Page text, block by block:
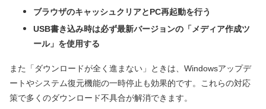
ブラウザのキャッシュクリアとPC再起動を行う
USB書き込み時は必ず最新バージョンの「メディア作成ツ
ール」を使用する
また「ダウンロードが全く進まない」ときは、Windowsアップデ
ートやシステム復元機能の一時停止も効果的です。これらの対応
策で多くのダウンロード不具合が解消できます。